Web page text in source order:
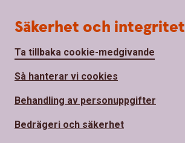
Säkerhet och integritet
Ta tillbaka cookie-medgivande
Så hanterar vi cookies
Behandling av personuppgifter
Bedrägeri och säkerhet